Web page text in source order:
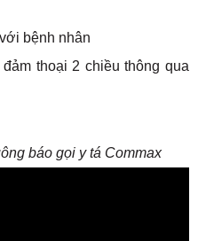
bệnh nhân
thoại 2 chiều thông qua
báo gọi y tá Commax